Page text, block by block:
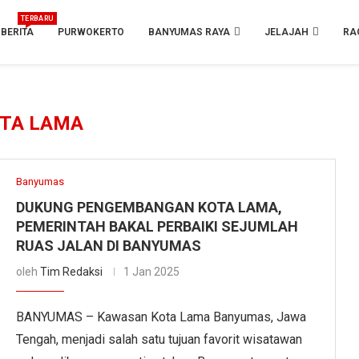
BERITA
TERBARU
PURWOKERTO BANYUMAS RAYA JELAJAH
LAMA
Banyumas
DUKUNG PENGEMBANGAN KOTA LAMA,
PEMERINTAH BAKAL PERBAIKI SEJUMLAH
RUAS JALAN DI BANYUMAS
olehTim Redaksi 1 Jan 2025
BANYUMAS – Kawasan Kota Lama Banyumas, Jawa
Tengah, menjadi salah satu tujuan favorit wisatawan